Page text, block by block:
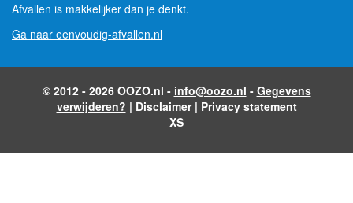
Afvallen is makkelijker dan je denkt.
Ga naar eenvoudig-afvallen.nl
© 2012 - 2026 OOZO.nl - info@oozo.nl - Gegevens
verwijderen? | Disclaimer| Privacy statement
XS